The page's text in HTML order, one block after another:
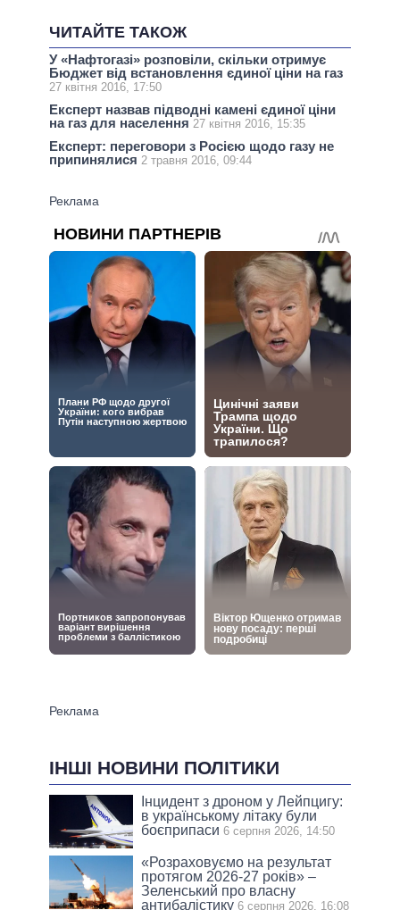
ЧИТАЙТЕ ТАКОЖ
У «Нафтогазі» розповіли, скільки отримує
Бюджет від встановлення єдиної ціни на газ
27 квітня 2016, 17:50
Експерт назвав підводні камені єдиної ціни
на газ для населення 27 квітня 2016, 15:35
Експерт: переговори з Росією щодо газу не
припинялися 2 травня 2016, 09:44
ІНШІ НОВИНИ ПОЛІТИКИ
Інцидент з дроном у Лейпцигу:
в українському літаку були
боєприпаси 6 серпня 2026, 14:50
«Розраховуємо на результат
протягом 2026-27 років» –
Зеленський про власну
антибалістику 6 серпня 2026, 16:08